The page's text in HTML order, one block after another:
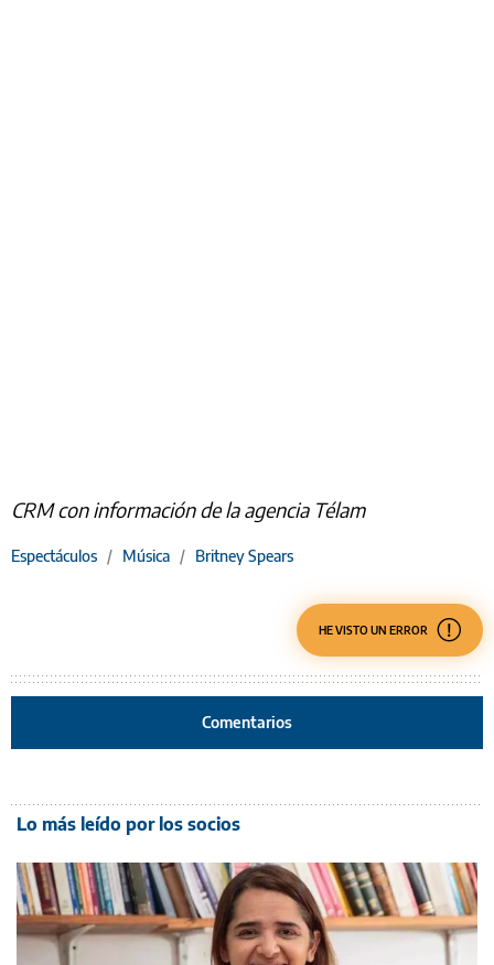
CRM con información de la agencia Télam
Espectáculos / Música / Britney Spears
HE VISTO UN ERROR
Comentarios
Lo más leído por los socios